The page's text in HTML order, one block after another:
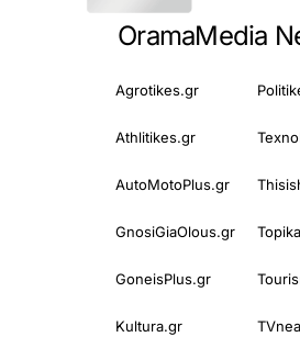
OramaMedia
Agrotikes.gr
Athlitikes.gr
AutoMotoPlus.gr
GnosiGiaOlous.gr
GoneisPlus.gr
Kultura.gr